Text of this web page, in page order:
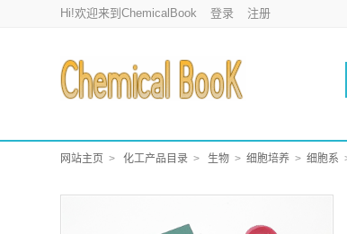
Hi!欢迎来到ChemicalBook 登录 注册
网站主页 化工产品目录 生物 细胞培养 细胞系